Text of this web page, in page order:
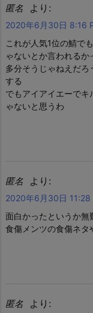
匿名 より:
2020年6月30日 8:16
これが人気1位の鯖で
ゃないとか言われるか
多分そうじゃねえだ
する
でもアイアイエーでキ
ゃないと思うわ
匿名 より:
2020年6月30日 11:28
面白かったというか無
食傷メンツの食傷ネタ
匿名 より: